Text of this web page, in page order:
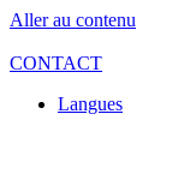
Aller au contenu
CONTACT
Langues